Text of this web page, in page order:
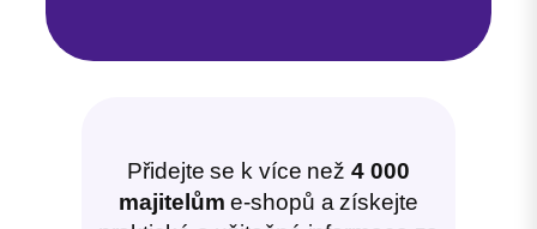
Přidejte se k více než4 000
majitelůme-shopů a získejte